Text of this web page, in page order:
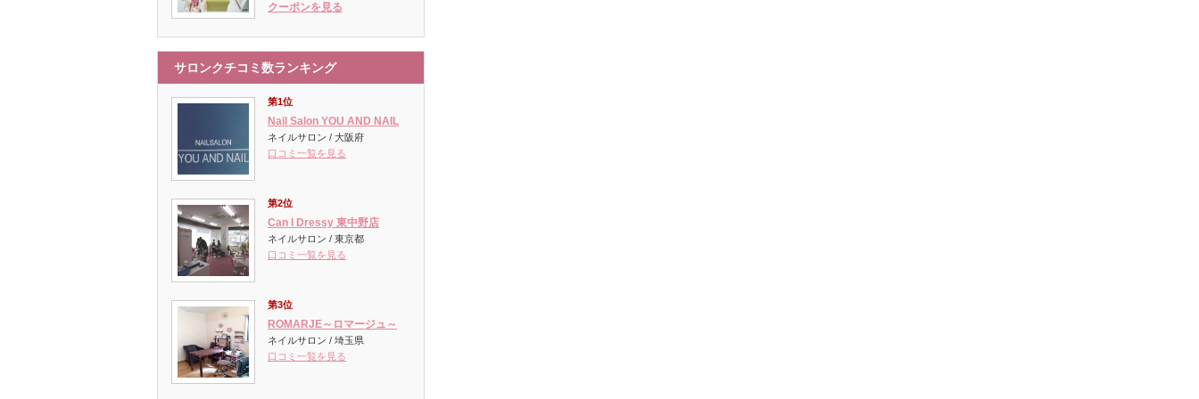
クーポンを見る
サロンクチコミ数ランキング
第1位
Nail Salon YOU AND NAIL
ネイルサロン / 大阪府
口コミ一覧を見る
第2位
Can I Dressy 東中野店
ネイルサロン / 東京都
口コミ一覧を見る
第3位
ROMARJE～ロマージュ～
ネイルサロン / 埼玉県
口コミ一覧を見る